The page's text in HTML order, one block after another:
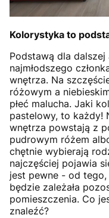
Kolorystyka to
Podstawą dla
najmłodszego
wnętrza. Na
różowym a
płeć malucha. Jaki
pastelowy, to każdy!
wnętrza powstają z
pudrowym różem
chętnie wybierają
najczęściej pojawia
jest pewne - od
będzie zależała
pomieszczenia. Co
znaleźć?